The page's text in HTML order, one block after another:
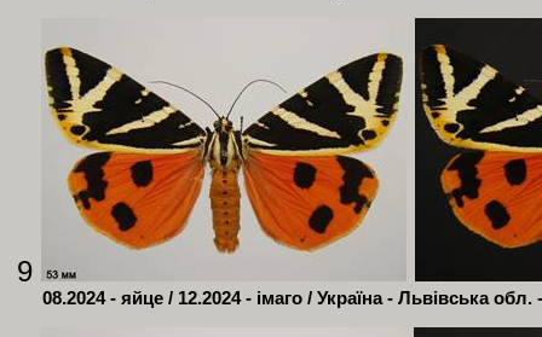
9
08.2024 - яйце / 12.2024 - імаго / Україна - Львівська обл.